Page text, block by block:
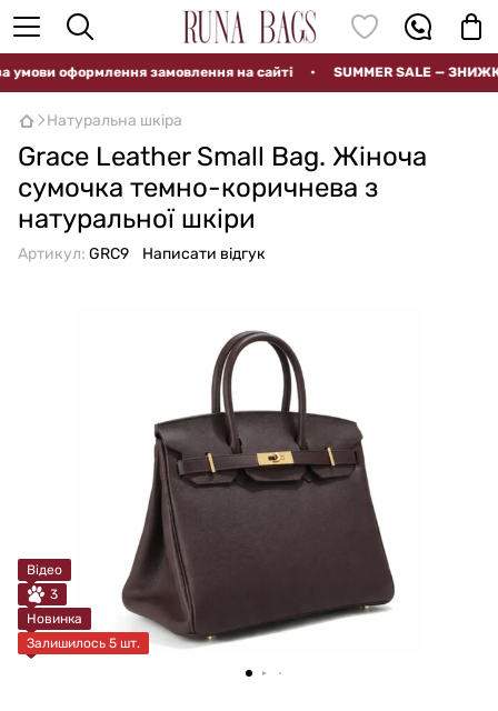
оформлення замовлення на сайті • SUMMER SALE — ЗНИЖКИ
Натуральна шкіра
Grace Leather Small Bag. Жіноча
сумочка темно-коричнева з
натуральної шкіри
Артикул: GRC9 Написати відгук
Відео
3
Новинка
Залишилось 5 шт.